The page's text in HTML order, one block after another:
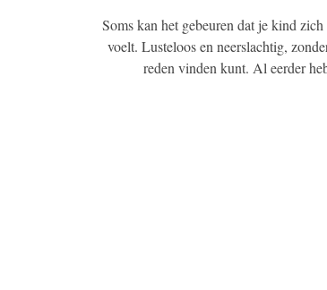
Soms kan het gebeuren dat je kind
voelt. Lusteloos en neerslachtig,
reden vinden kunt. Al eerder